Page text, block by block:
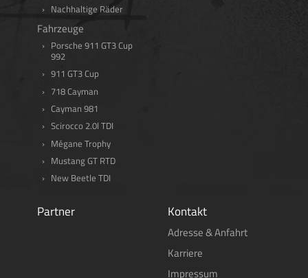
Nachhaltige Räder
Fahrzeuge
Porsche 911 GT3 Cup
992
911 GT3 Cup
718 Cayman
Cayman 981
Scirocco 2.0l TDI
Mégane Trophy
Mustang GT RTD
New Beetle TDI
Partner Kontakt
Adresse & Anfahrt
Karriere
Impressum